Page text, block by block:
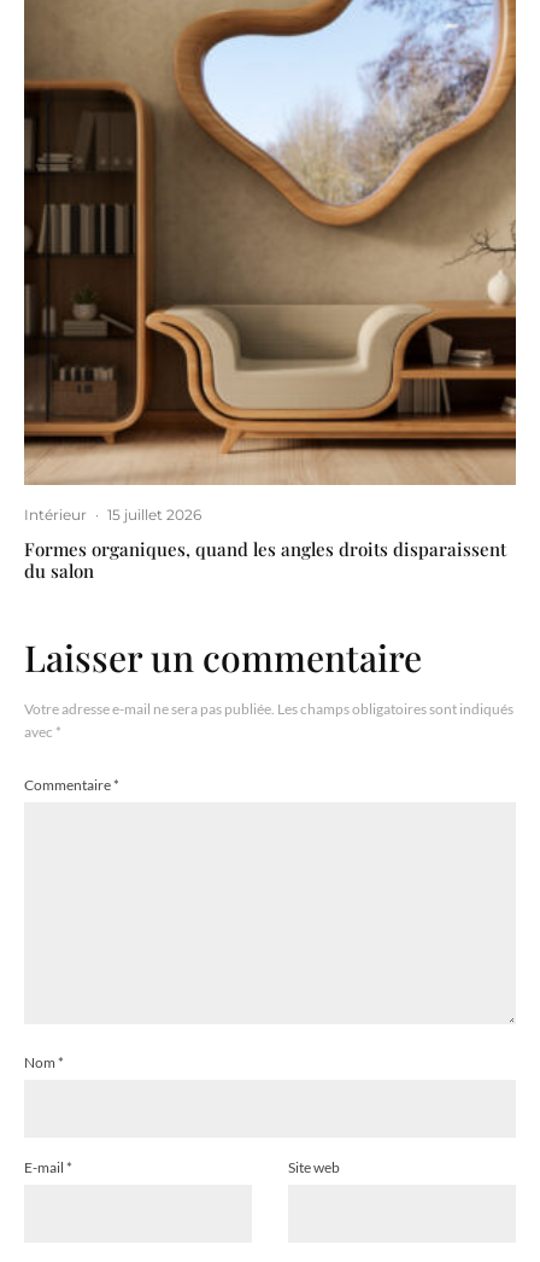
Intérieur · 15 juillet 2026
Formes organiques, quand les angles droits disparaissent
du salon
Laisser un commentaire
Votre adresse e-mail ne sera pas publiée. Les champs obligatoires sont indiqués
avec *
Commentaire*
Nom *
E-mail * Site web